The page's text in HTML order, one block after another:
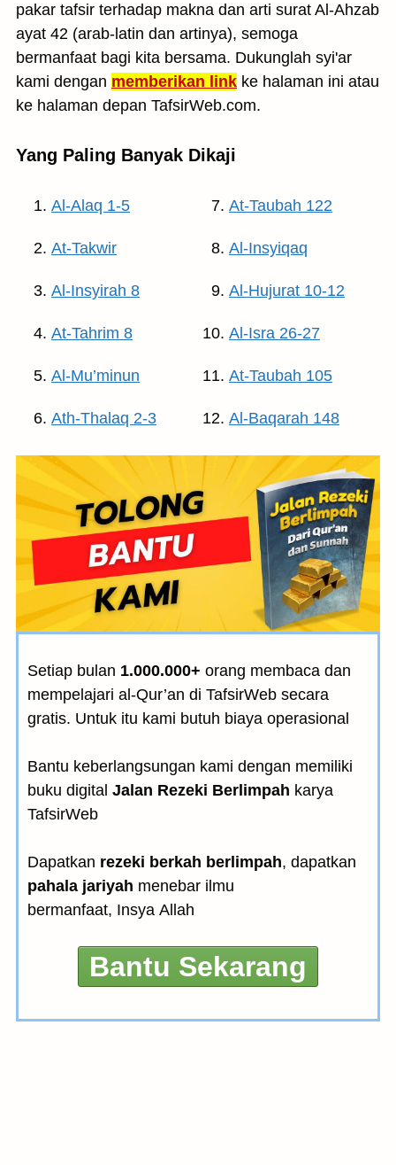
pakar tafsir terhadap makna dan arti surat Al-Ahzab
ayat 42 (arab-latin dan artinya), semoga
bermanfaat bagi kita bersama. Dukunglah syi'ar
kami dengan memberikan link ke halaman ini atau
ke halaman depan TafsirWeb.com.
Yang Paling Banyak Dikaji
Al-Alaq 1-5
At-Takwir
Al-Insyirah 8
At-Tahrim 8
Al-Mu’minun
Ath-Thalaq 2-3
At-Taubah 122
Al-Insyiqaq
Al-Hujurat 10-12
Al-Isra 26-27
At-Taubah 105
Al-Baqarah 148
Setiap bulan 1.000.000+ orang membaca dan
mempelajari al-Qur’an di TafsirWeb secara
gratis. Untuk itu kami butuh biaya operasional
Bantu keberlangsungan kami dengan memiliki
buku digital Jalan Rezeki Berlimpah karya
TafsirWeb
Dapatkan rezeki berkah berlimpah, dapatkan
pahala jariyah menebar ilmu
bermanfaat, Insya Allah
Bantu Sekarang